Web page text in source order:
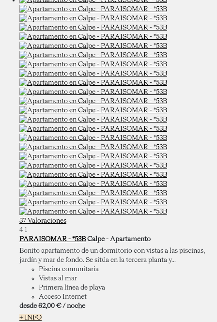
37 Valoraciones
4 1
PARAISOMAR - *53B Calpe - Apartamento
Bonito apartamento de un dormitorio con vistas a las piscinas,
jardín y mar de fondo. Se sitúa en la tercera planta y...
Piscina comunitaria
Vistas al mar
Primera línea de playa
Acceso Internet
desde 62,00 € / noche
+ INFO